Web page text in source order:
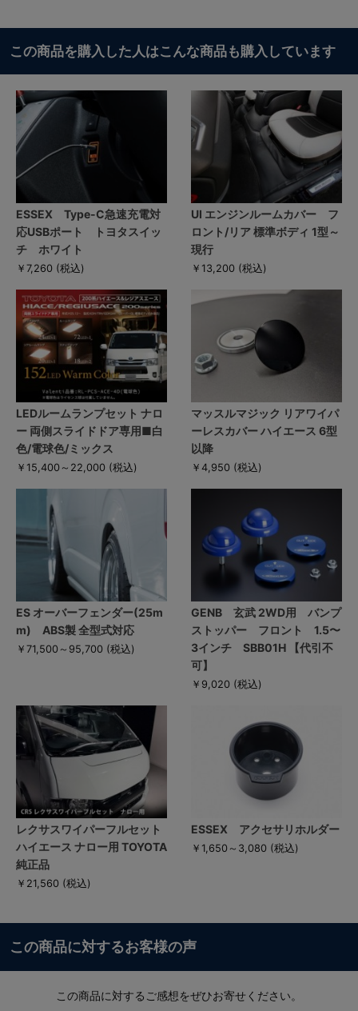
この商品を購入した人はこんな商品も購入しています
ESSEX Type-C急速充電対
応USBポート トヨタスイッ
チ ホワイト
￥7,260 (税込)
UI エンジンルームカバー フ
ロント/リア 標準ボディ 1型～
現行
￥13,200 (税込)
LEDルームランプセット ナロ
ー 両側スライドドア専用■白
色/電球色/ミックス
￥15,400～22,000 (税込)
マッスルマジック リアワイパ
ーレスカバー ハイエース 6型
以降
￥4,950 (税込)
ES オーバーフェンダー(25m
m) ABS製 全型式対応
￥71,500～95,700 (税込)
GENB 玄武 2WD用 バンプ
ストッパー フロント 1.5〜
3インチ SBB01H 【代引不
可】
￥9,020 (税込)
レクサスワイパーフルセット
ハイエース ナロー用 TOYOTA
純正品
￥21,560 (税込)
ESSEX アクセサリホルダー
￥1,650～3,080 (税込)
この商品に対するお客様の声
この商品に対するご感想をぜひお寄せください。